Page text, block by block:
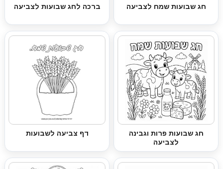
חג שבועות שמח לצביעה ברכה לחג שבועות לצביעה
חג שבועות פרות וגבינה
לצביעה
דף צביעה לשבועות